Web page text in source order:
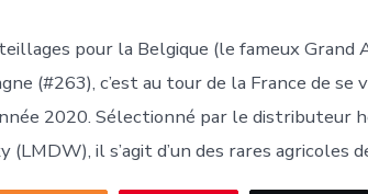
pour la Belgique (le fameux Grand
(#263), c’est au tour de la France de
2020. Sélectionné par le distributeur
(LMDW), il s’agit d’un des rares agricoles